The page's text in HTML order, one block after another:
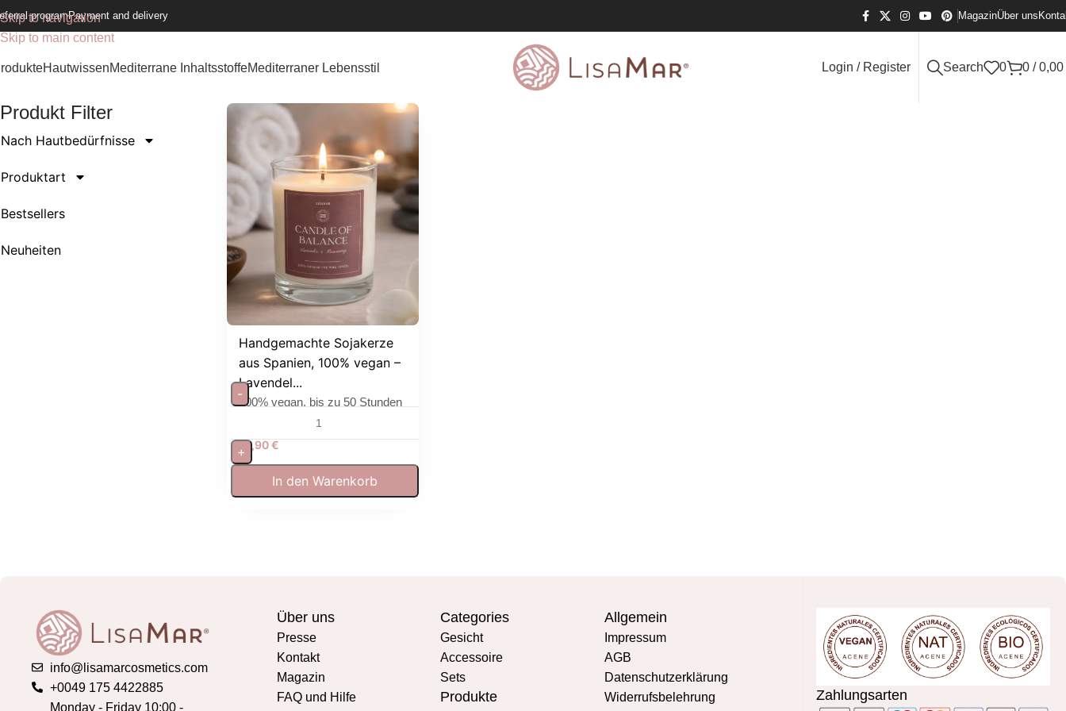
Skip to navigation
Skip to main content
programPayment and delivery MagazinÜber uns
HautwissenMediterrane InhaltsstoffeMediterraner Lebensstil Login / Register Search 0 0 / 0,00
Produkt Filter
Nach Hautbedürfnisse
Produktart
Bestsellers
Neuheiten
Handgemachte Sojakerze
aus Spanien, 100% vegan –
Lavendel...
100% vegan, bis zu 50 Stunden
19,90€
-
+
In den Warenkorb
info@lisamarcosmetics.com
+0049 175 4422885
Monday - Friday 10:00 -
Über uns
Presse
Kontakt
Magazin
FAQ und Hilfe
Categories
Gesicht
Accessoire
Sets
Produkte
Allgemein
Impressum
AGB
Datenschutzerklärung
Widerrufsbelehrung
Zahlungsarten